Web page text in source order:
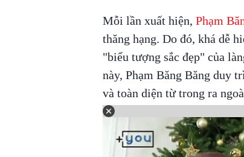
Mỗi lần xuất hiện, Phạm
thăng hạng. Do đó, khá dễ
"biểu tượng sắc đẹp" của
này, Phạm Băng Băng duy
và toàn diện từ trong ra